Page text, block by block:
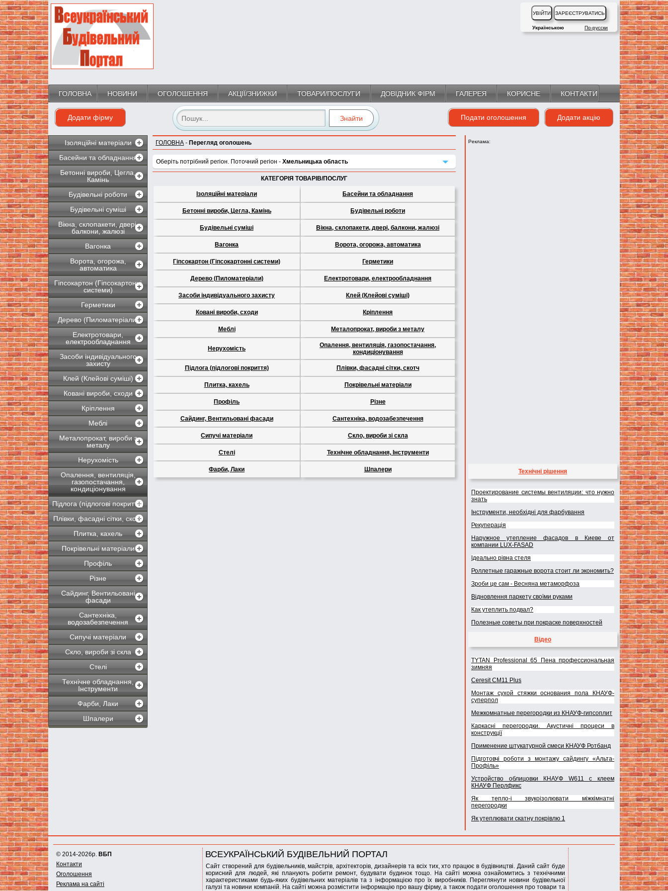
Українською По-русски
ГОЛОВНА НОВИНИ ОГОЛОШЕННЯ АКЦІЇ/ЗНИЖКИ ТОВАРИ/ПОСЛУГИ ДОВІДНИК ФІРМ ГАЛЕРЕЯ КОРИСНЕ КОНТАКТИ
Додати фірму Додати акцію
Подати оголошення
Ізоляційні матеріали
Басейни та обладнання
Бетонні вироби, Цегла,
Камінь
Будівельні роботи
Будівельні суміші
Вікна, склопакети, двері,
балкони, жалюзі
Вагонка
Ворота, огорожа,
автоматика
Гіпсокартон (Гіпсокартонні
системи)
Герметики
Дерево (Пиломатеріали)
Електротовари,
електрообладнання
Засоби індивідуального
захисту
Клей (Клейові суміші)
Ковані вироби, сходи
Кріплення
Меблі
Металопрокат, вироби з
металу
Нерухомість
Опалення, вентиляція,
газопостачання,
кондиціонування
Підлога (підлогові покриття)
Плівки, фасадні сітки, скотч
Плитка, кахель
Покрівельні матеріали
Профіль
Різне
Сайдинг, Вентильовані
фасади
Сантехніка,
водозабезпечення
Сипучі матеріали
Скло, вироби зі скла
Стелі
Технічне обладнання,
Інструменти
Фарби, Лаки
Шпалери
ГОЛОВНА - Перегляд оголошень
Оберіть потрібний регіон. Поточний регіон - Хмельницька область
КАТЕГОРІЯ ТОВАРІВ/ПОСЛУГ
Ізоляційні матеріали Басейни та обладнання
Бетонні вироби, Цегла, Камінь Будівельні роботи
Будівельні суміші Вікна, склопакети, двері, балкони, жалюзі
Вагонка Ворота, огорожа, автоматика
Гіпсокартон (Гіпсокартонні системи) Герметики
Дерево (Пиломатеріали) Електротовари, електрообладнання
Засоби індивідуального захисту Клей (Клейові суміші)
Ковані вироби, сходи Кріплення
Меблі Металопрокат, вироби з металу
Нерухомість
Опалення, вентиляція, газопостачання,
кондиціонування
Підлога (підлогові покриття) Плівки, фасадні сітки, скотч
Плитка, кахель Покрівельні матеріали
Профіль Різне
Сайдинг, Вентильовані фасади Сантехніка, водозабезпечення
Сипучі матеріали Скло, вироби зі скла
Стелі Технічне обладнання, Інструменти
Фарби, Лаки Шпалери
Реклама:
Технічні рішення
Проектирование системы вентиляции: что нужно
знать
Інструменти, необхідні для фарбування
Рекуперація
Наружное утепление фасадов в Киеве от
компании LUX-FASAD
Ідеально рівна стеля
Роллетные гаражные ворота стоит ли экономить?
Зроби це сам - Весняна метаморфоза
Відновлення паркету своїми руками
Как утеплить подвал?
Полезные советы при покраске поверхностей
Відео
TYTAN Professional 65 Пена профессиональная
зимняя
Ceresit CM11 Plus
Монтаж сухой стяжки основания пола КНАУФ-
суперпол
Межкомнатные перегородки из КНАУФ-гипсоплит
Каркасні перегородки. Акустичні процеси в
конструкції
Применение штукатурной смеси КНАУФ Ротбанд
Підготовчі роботи з монтажу сайдингу «Альта-
Профіль»
Устройство облицовки КНАУФ W611 с клеем
КНАУФ Перлфикс
Як тепло-і звукоізолювати міжкімнатні
перегородки
Як утеплювати скатну покрівлю 1
© 2014-2026р. ВБП
Контакти
Оголошення
Реклама на сайті
ВСЕУКРАЇНСЬКИЙ БУДІВЕЛЬНИЙ ПОРТАЛ
Сайт створений для будівельників, майстрів, архітекторів, дизайнерів та всіх тих, хто працює в будівництві. Даний сайт буде
корисний для людей, які планують робити ремонт, будувати будинок тощо. На сайті можна ознайомитись з технічними
характеристиками будь-яких будівельних матеріалів та з інформацією про їх виробників. Переглянути новини будівельної
галузі та новини компаній. На сайті можна розмістити інформацію про вашу фірму, а також подати оголошення про товари та